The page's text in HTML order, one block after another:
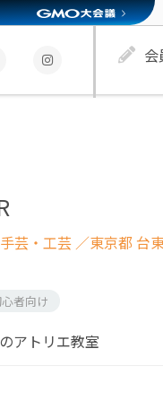
会
芸・工芸 ／東京都 台
者向け
アトリエ教室